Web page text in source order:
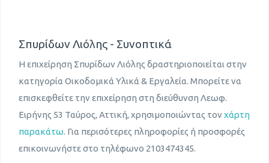
Σπυρίδων Λιόλης - Συνοπτικά
Η επιχείρηση Σπυρίδων Λιόλης δραστηριοποιείται στην
κατηγορία Οικοδομικά Υλικά & Εργαλεία. Μπορείτε να
επισκεφθείτε την επιχείρηση στη διεύθυνση Λεωφ.
Ειρήνης 53 Ταύρος, Αττική, χρησιμοποιώντας τον χάρτη
παρακάτω. Για περισότερες πληροφορίες ή προσφορές
επικοινωνήστε στο τηλέφωνο 2103474345.